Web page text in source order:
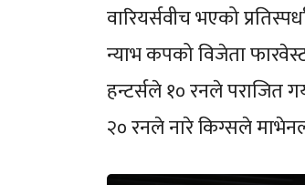
वारियर्सवीच भएको
न्याभ कपको विजेता
हन्टर्सले १० रनले पराजित
२० रनले नारे किग्सले